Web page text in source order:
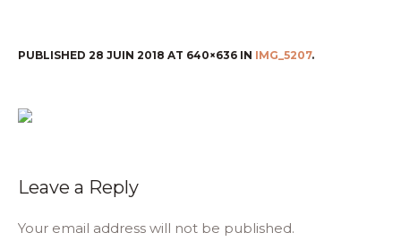
PUBLISHED 28 JUIN 2018 AT 640×636 IN IMG_5207.
Leave a Reply
Your email address will not be published.